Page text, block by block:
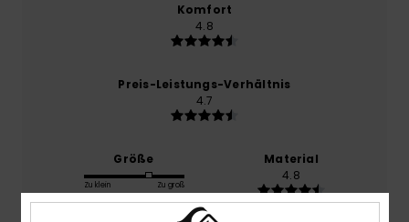
Komfort
4.8
Preis-Leistungs-Verhältnis
4.7
Größe
Zu klein Zu groß
Material
4.8